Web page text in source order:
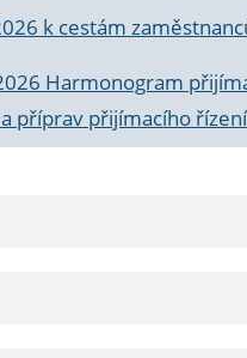
k cestám
Harmonogram
příprav přijímacího